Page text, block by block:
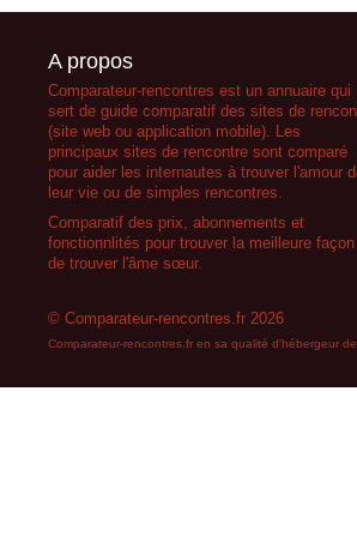
A propos
Comparateur-rencontres est un annuaire qui
sert de guide comparatif des sites de
(site web ou application mobile). Les
principaux sites de rencontre sont comparé
pour aider les internautes à trouver l'amour
leur vie ou de simples rencontres.
Comparatif des prix, abonnements et
fonctionnlités pour trouver la meilleure façon
de trouver l'âme sœur.
© Comparateur-rencontres.fr 2026
Comparateur-rencontres.fr en sa qualité d'hébergeur